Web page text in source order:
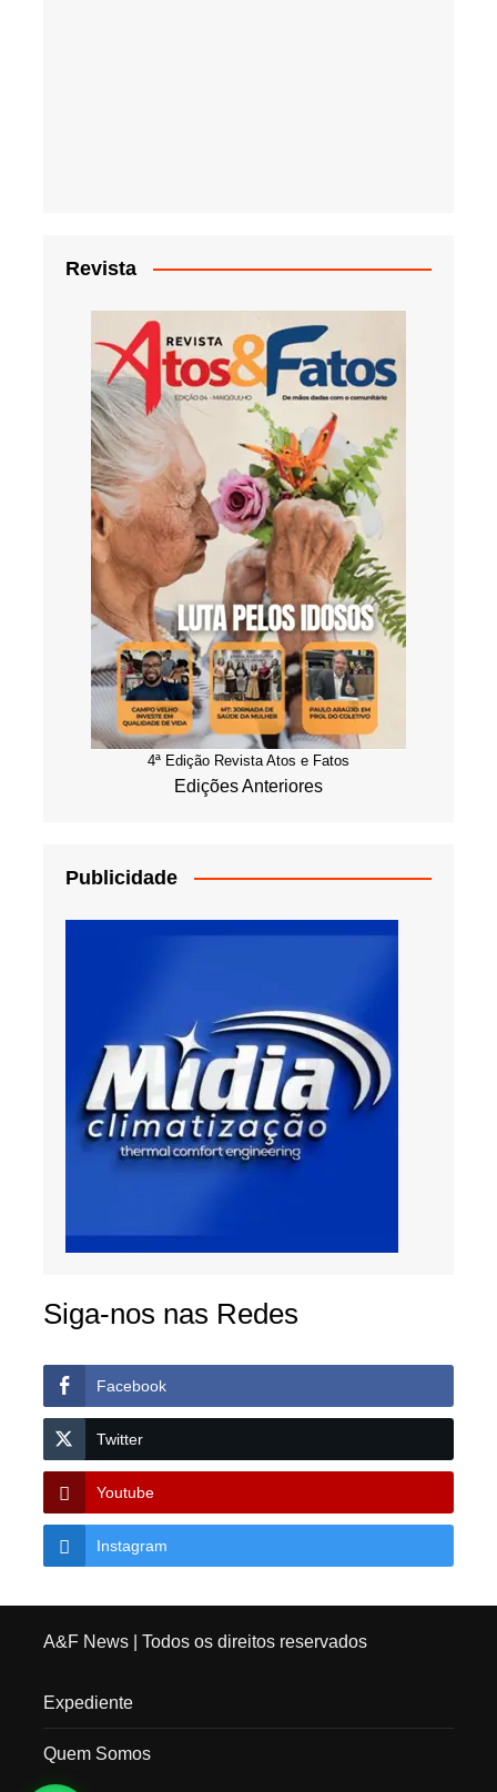
Revista
4ª Edição Revista Atos e Fatos
Edições Anteriores
Publicidade
Siga-nos nas Redes
Facebook
Twitter
Youtube
Instagram
A&F News| Todos os direitos reservados
Expediente
Quem Somos